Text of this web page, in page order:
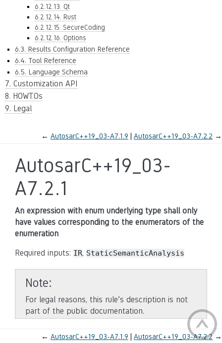
6.2.12.13. Qt
6.2.12.14. Rust
6.2.12.15. SecureCoding
6.2.12.16. Options
6.3. Results Configuration Reference
6.4. Tool Reference
6.5. Language Schema
7. Customization API
8. HOWTOs
9. Legal
← AutosarC++19_03-A7.1.9 AutosarC++19_03-A7.2.2 →
AutosarC++19_03-
A7.2.1
An expression with enum underlying type shall only
have values corresponding to the enumerators of the
enumeration
Required inputs: IR, StaticSemanticAnalysis
Note
For legal reasons, this rule’s description is not
part of the public documentation.
← AutosarC++19_03-A7.1.9 AutosarC++19_03-A7.2.2→